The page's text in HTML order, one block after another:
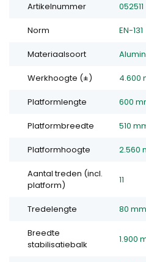
Artikelnummer 052511
Norm EN-131
Materiaalsoort
Werkhoogte (±) 4.600
Platformlengte 600
Platformbreedte 510
Platformhoogte 2.560
Aantal treden (incl.
platform)
11
Tredelengte 80 mm
Breedte
stabilisatiebalk
1.900